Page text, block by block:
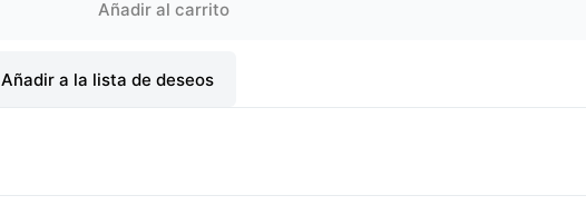
Añadir al carrito
Añadir a la lista de deseos